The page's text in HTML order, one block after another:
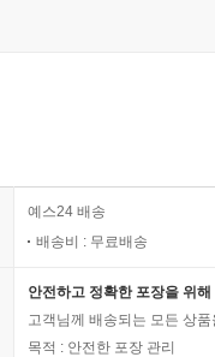
예스24 배송
배송비 : 무료배송
안전하고 정확한 포장을 위
고객님께 배송되는 모든 상
목적 : 안전한 포장 관리